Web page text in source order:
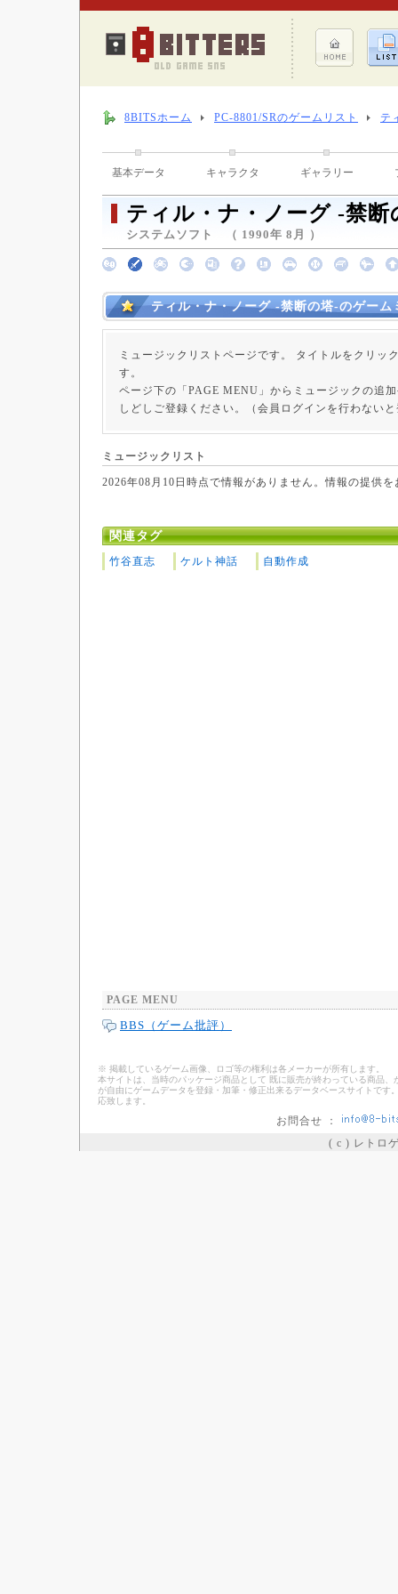
8BITSホーム PC-8801/SRのゲームリスト テ
基本データ キャラクタ ギャラリー
ティル・ナ・ノーグ -禁断
システムソフト （ 1990年 8月 ）
ティル・ナ・ノーグ -禁断の塔-のゲーム
ミュージックリストページです。 タイトルをクリッ
す。
ページ下の「PAGE MENU」からミュージックの追
しどしご登録ください。（会員ログインを行わない
ミュージックリスト
2026年08月10日時点で情報がありません。情報の提供
関連タグ
竹谷直志 ケルト神話 自動作成
PAGE MENU
BBS（ゲーム批評）
※ 掲載しているゲーム画像、ロゴ等の権利は各メーカーが所有します。
本サイトは、当時のパッケージ商品として 既に販売が終わっている商品
が自由にゲームデータを登録・加筆・修正出来るデータベースサイトで
応致します。
お問合せ ：
( c ) レトロ